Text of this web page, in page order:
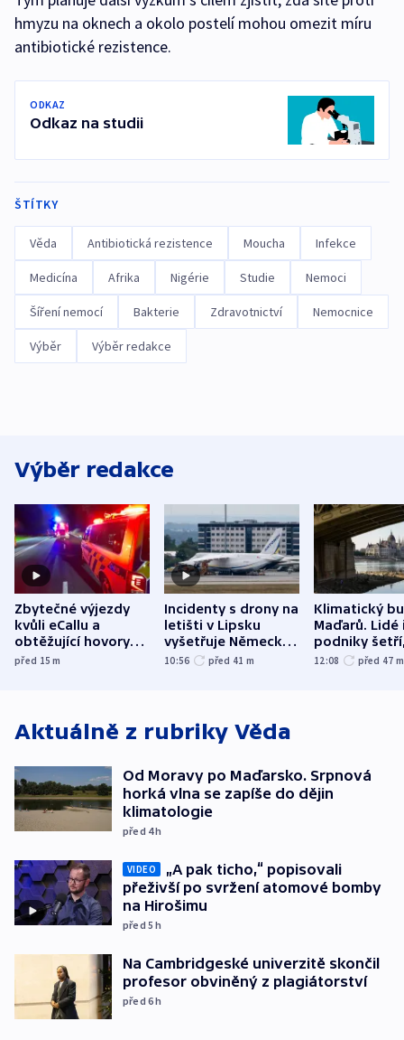
hmyzu na oknech a okolo postelí mohou omezit míru
antibiotické rezistence.
ODKAZ
Odkaz na studii
ŠTÍTKY
Věda Antibiotická rezistence Moucha Infekce
Medicína Afrika Nigérie Studie Nemoci
Šíření nemocí Bakterie Zdravotnictví Nemocnice
Výběr Výběr redakce
Výběr redakce
Zbytečné výjezdy
kvůli eCallu a
obtěžující hovory
zdržují záchranáře
před 15m
Incidenty s drony na
letišti v Lipsku
vyšetřuje Německo
jako úmyslný pokus
10:56 před 41 m
Klimatický
Maďarů. Lidé
podniky
omezuje se
12:08 před 47 m
Aktuálně z rubriky Věda
Od Moravy po Maďarsko. Srpnová
horká vlna se zapíše do dějin
klimatologie
před 4h
VIDEO
„A pak ticho,“ popisovali
přeživší po svržení atomové bomby
na Hirošimu
před 5h
Na Cambridgeské univerzitě skončil
profesor obviněný z plagiátorství
před 6h